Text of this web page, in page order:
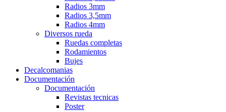
Radios 3mm
Radios 3,5mm
Radios 4mm
Diversos rueda
Ruedas completas
Rodamientos
Bujes
Decalcomanias
Documentación
Documentación
Revistas tecnicas
Poster